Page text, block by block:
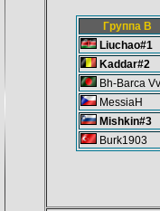
Группа B
Liuchao#1
Kaddar#2
Bh-Barca Vv
MessiaH
Mishkin#3
Burk1903